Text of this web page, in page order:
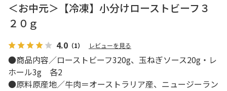
＜お中元＞【冷凍】小分けローストビーフ３
２０ｇ
4.0 （1） レビューを見る
●商品内容／ローストビーフ320g、玉ねぎソース20g・レ
ホール3g 各2
●原料原産地／牛肉＝オーストラリア産、ニュージーラン